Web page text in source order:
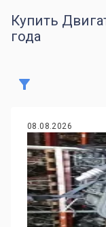
Купить
года
08.08.2026